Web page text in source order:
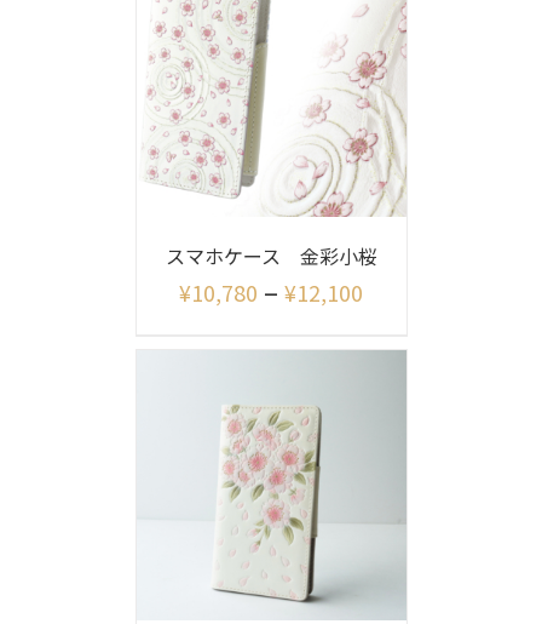
スマホケース 金彩小桜
¥10,780 – ¥12,100